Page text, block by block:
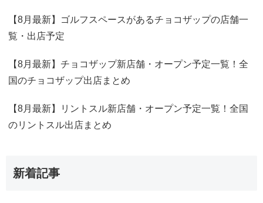
【8月最新】ゴルフスペースがあるチョコザップの店舗一
覧・出店予定
【8月最新】チョコザップ新店舗・オープン予定一覧！全
国のチョコザップ出店まとめ
【8月最新】リントスル新店舗・オープン予定一覧！全国
のリントスル出店まとめ
新着記事